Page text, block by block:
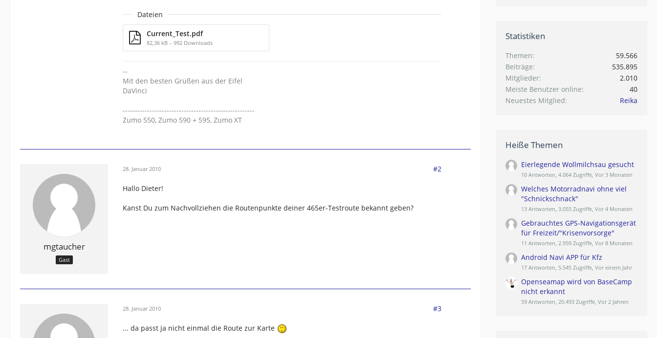
Dateien
Current_Test.pdf
82,36 kB – 992 Downloads
--
Mit den besten Grüßen aus der Eifel
DaVinci
------------------------------------------------------
Zumo 550, Zumo 590 + 595, Zumo XT
mgtaucher
Gast
28. Januar 2010 #2
Hallo Dieter!
Kanst Du zum Nachvollziehen die Routenpunkte deiner 465er-Testroute bekannt geben?
28. Januar 2010 #3
... da passt ja nicht einmal die Route zur Karte
Statistiken
Themen
59.566
Beiträge
535.895
Mitglieder
2.010
Meiste Benutzer online
40
Neuestes Mitglied
Reika
Heiße Themen
Eierlegende Wollmilchsau gesucht
10 Antworten, 4.064 Zugriffe, Vor 3 Monaten
Welches Motorradnavi ohne viel
"Schnickschnack"
13 Antworten, 3.055 Zugriffe, Vor 4 Monaten
Gebrauchtes GPS-Navigationsgerät
für Freizeit/"Krisenvorsorge"
11 Antworten, 2.959 Zugriffe, Vor 8 Monaten
Android Navi APP für Kfz
17 Antworten, 5.545 Zugriffe, Vor einem Jahr
Openseamap wird von BaseCamp
nicht erkannt
59 Antworten, 20.493 Zugriffe, Vor 2 Jahren